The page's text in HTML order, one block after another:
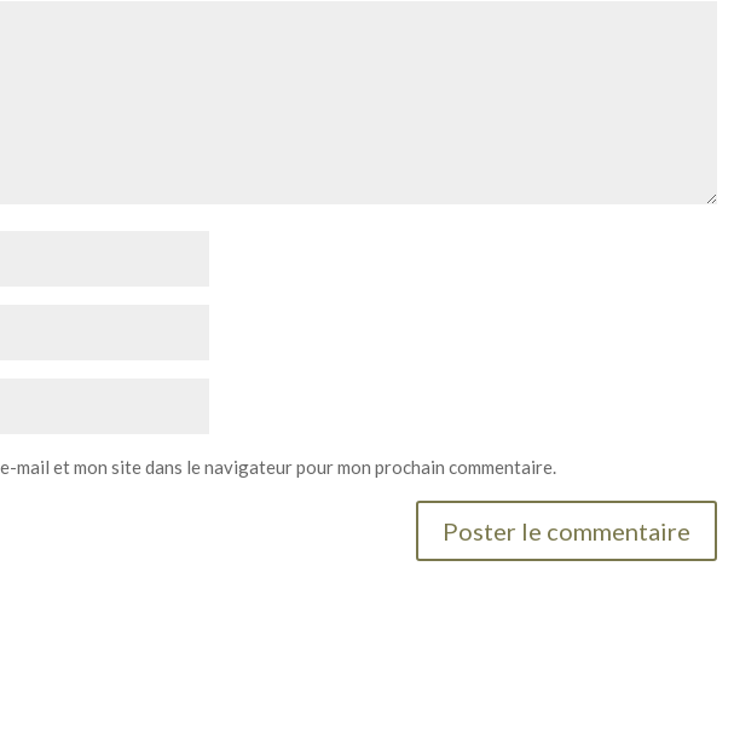
mail et mon site dans le navigateur pour mon prochain commentaire.